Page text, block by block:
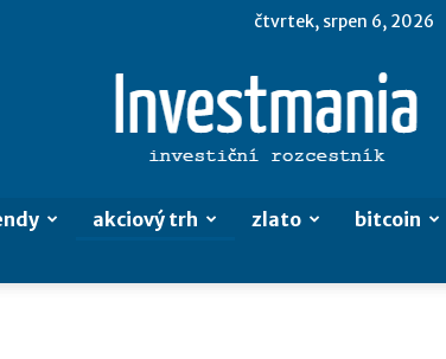
čtvrtek, srpen 6, 2026
akciový trh zlato bitcoin